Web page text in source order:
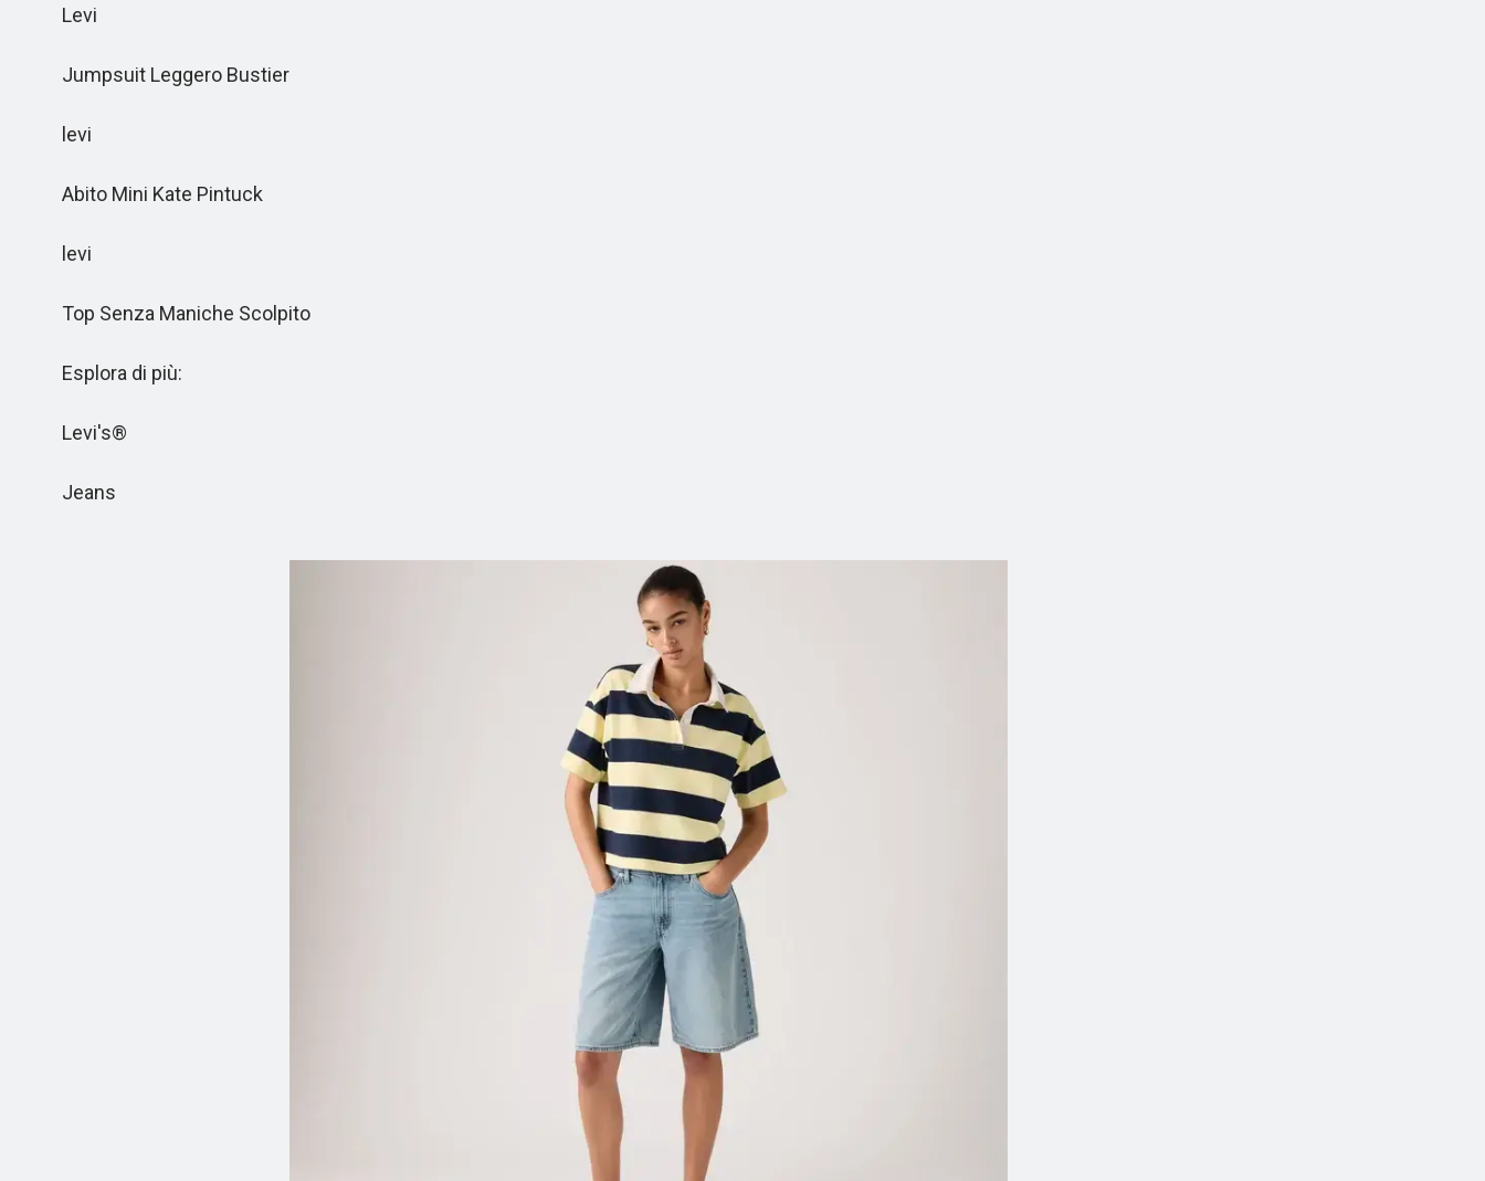
Levi
Jumpsuit Leggero Bustier
levi
Abito Mini Kate Pintuck
levi
Top Senza Maniche Scolpito
Esplora di più:
Levi's®
Jeans